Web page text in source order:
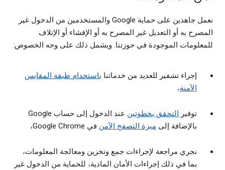
نعمل جاهدين على حماية Google والمستخدمين من الدخول غير
المصرح به أو التعديل غير المصرح به أو الإفشاء أو الإتلاف
للمعلومات الموجودة في حوزتنا. ويشمل ذلك على وجه الخصوص:
إجراء تشفير للعديد من خدماتنا باستخدام طبقة المقابس
الآمنة،
توفير التحقق بخطوتين
عند الدخول إلى حساب Google
بالإضافة إلى ميزة التصفح الآمن في Google Chrome،
نجري مراجعة لإجراءات جمع وتخزين ومعالجة المعلومات،
بما في ذلك إجراءات الأمان المادية، للحماية من الدخول غير